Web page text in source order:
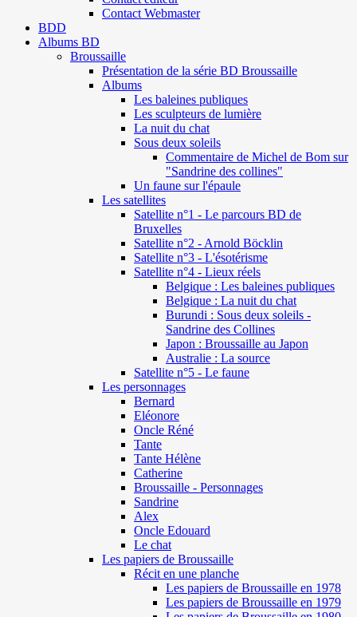
Contact Webmaster
BDD
Albums BD
Broussaille
Présentation de la série BD Broussaille
Albums
Les baleines publiques
Les sculpteurs de lumière
La nuit du chat
Sous deux soleils
Commentaire de Michel de Bom sur
"Sandrine des collines"
Un faune sur l'épaule
Les satellites
Satellite n°1 - Le parcours BD de
Bruxelles
Satellite n°2 - Arnold Böcklin
Satellite n°3 - L'ésotérisme
Satellite n°4 - Lieux réels
Belgique : Les baleines publiques
Belgique : La nuit du chat
Burundi : Sous deux soleils -
Sandrine des Collines
Japon : Broussaille au Japon
Australie : La source
Satellite n°5 - Le faune
Les personnages
Bernard
Eléonore
Oncle Réné
Tante
Tante Hélène
Catherine
Broussaille - Personnages
Sandrine
Alex
Oncle Edouard
Le chat
Les papiers de Broussaille
Récit en une planche
Les papiers de Broussaille en 1978
Les papiers de Broussaille en 1979